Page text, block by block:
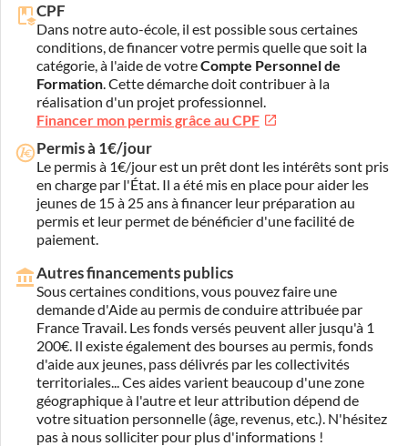
CPF
Dans notre auto-école, il est possible sous certaines
conditions, de financer votre permis quelle que soit la
catégorie, à l'aide de votreCompte Personnel de
Formation. Cette démarche doit contribuer à la
réalisation d'un projet professionnel.
Financer mon permis grâce au CPF
Permis à 1€/jour
Le permis à 1€/jour est un prêt dont les intérêts sont pris
en charge par l'État. Il a été mis en place pour aider les
jeunes de 15 à 25 ans à financer leur préparation au
permis et leur permet de bénéficier d'une facilité de
paiement.
Autres financements publics
Sous certaines conditions, vous pouvez faire une
demande d'Aide au permis de conduire attribuée par
France Travail. Les fonds versés peuvent aller jusqu'à 1
200€. Il existe également des bourses au permis, fonds
d'aide aux jeunes, pass délivrés par les collectivités
territoriales... Ces aides varient beaucoup d'une zone
géographique à l'autre et leur attribution dépend de
votre situation personnelle (âge, revenus, etc.). N'hésitez
pas à nous solliciter pour plus d'informations !